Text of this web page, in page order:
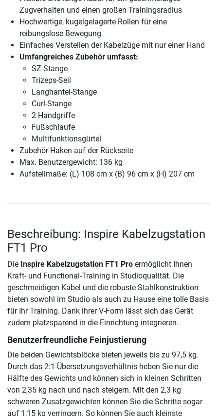
Zugverhalten und einen großen Trainingsradius
Hochwertige, kugelgelagerte Rollen für eine
reibungslose Bewegung
Einfaches Verstellen der Kabelzüge mit nur einer Hand
Umfangreiches Zubehör umfasst:
SZ-Stange
Trizeps-Seil
Langhantel-Stange
Curl-Stange
2 Handgriffe
Fußschlaufe
Multifunktionsgürtel
Zubehör-Haken auf der Rückseite
Max. Benutzergewicht: 136 kg
Aufstellmaße: (L) 108 cm x (B) 96 cm x (H) 207 cm
Beschreibung: Inspire Kabelzugstation
FT1 Pro
Die Inspire Kabelzugstation FT1 Pro ermöglicht Ihnen
Kraft- und Functional-Training in Studioqualität. Die
geschmeidigen Kabel und die robuste Stahlkonstruktion
bieten sowohl im Studio als auch zu Hause eine tolle Basis
für Ihr Training. Dank ihrer V-Form lässt sich das Gerät
zudem platzsparend in die Einrichtung integrieren.
Benutzerfreundliche Feinjustierung
Die beiden Gewichtsblöcke bieten jeweils bis zu 97,5 kg.
Durch das 2:1-Übersetzungsverhältnis heben Sie nur die
Hälfte des Gewichts und können sich in kleinen Schritten
von 2,35 kg nach und nach steigern. Mit den 2,3 kg
schweren Zusatzgewichten können Sie die Schritte sogar
auf 1,15 kg verringern. So können Sie auch kleinste